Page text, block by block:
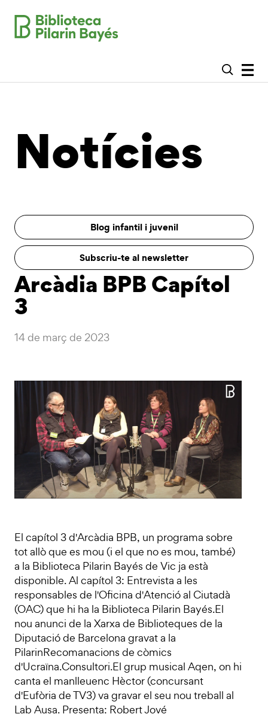
Notícies
Blog infantil i juvenil
Subscriu-te al newsletter
Arcàdia BPB Capítol
3
14 de març de 2023
El capítol 3 d'Arcàdia BPB, un programa sobre
tot allò que es mou (i el que no es mou, també)
a la Biblioteca Pilarin Bayés de Vic ja està
disponible. Al capítol 3: Entrevista a les
responsables de l'Oficina d'Atenció al Ciutadà
(OAC) que hi ha la Biblioteca Pilarin Bayés.El
nou anunci de la Xarxa de Biblioteques de la
Diputació de Barcelona gravat a la
PilarinRecomanacions de còmics
d'Ucraïna.Consultori.El grup musical Aqen, on hi
canta el manlleuenc Hèctor (concursant
d'Eufòria de TV3) va gravar el seu nou treball al
Lab Ausa. Presenta: Robert Jové